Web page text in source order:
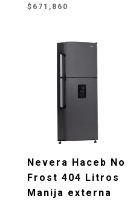
$ 671,860
Nevera Haceb No
Frost 404 Litros
Manija externa